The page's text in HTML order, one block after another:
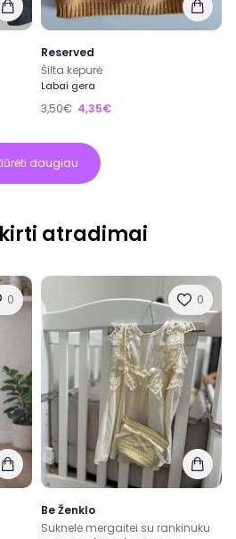
Reserved
Šilta kepurė
Labai gera
3,50€ 4,35€
daugiau
atradimai
0 0
Be Ženklo
Suknelė mergaitei su rankinuku